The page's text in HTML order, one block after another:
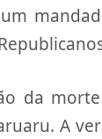
da
A